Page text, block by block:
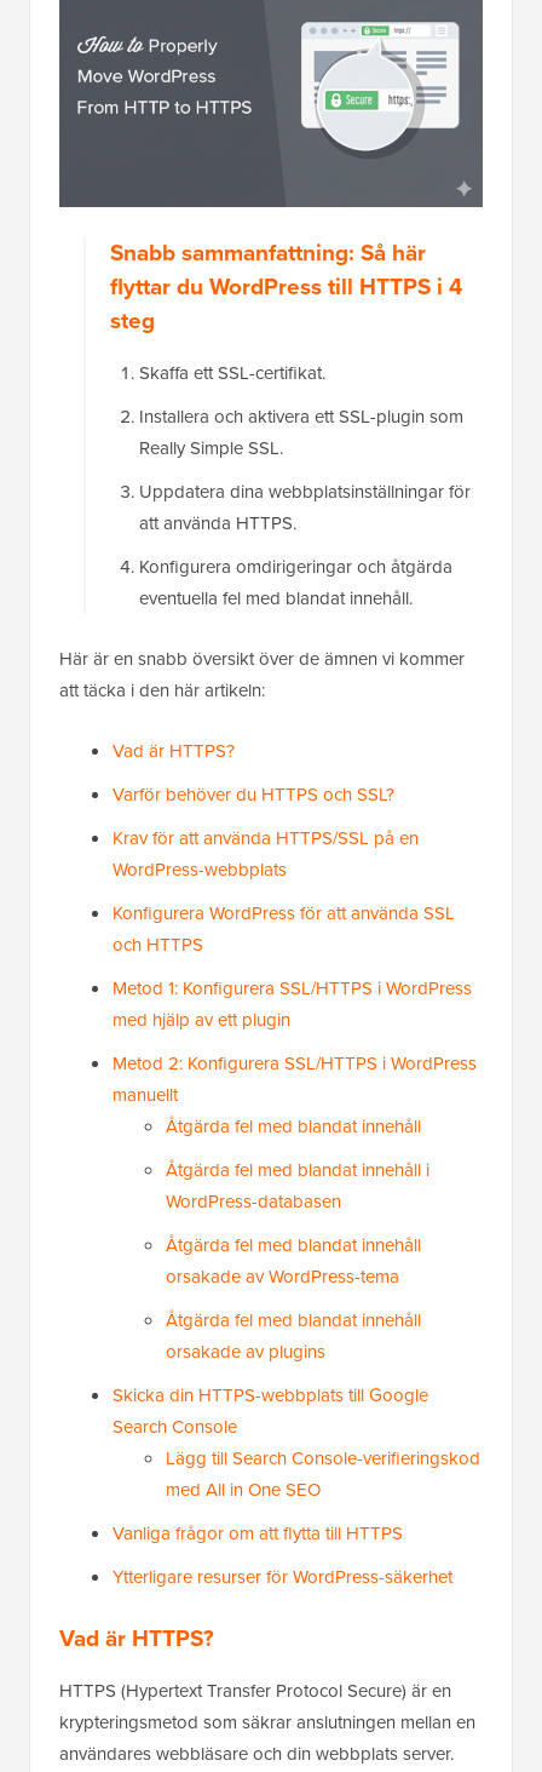
Snabb sammanfattning: Så här
flyttar du WordPress till HTTPS i 4
steg
Skaffa ett SSL-certifikat.
Installera och aktivera ett SSL-plugin som
Really Simple SSL.
Uppdatera dina webbplatsinställningar för
att använda HTTPS.
Konfigurera omdirigeringar och åtgärda
eventuella fel med blandat innehåll.
Här är en snabb översikt över de ämnen vi kommer
att täcka i den här artikeln:
Vad är HTTPS?
Varför behöver du HTTPS och SSL?
Krav för att använda HTTPS/SSL på en
WordPress-webbplats
Konfigurera WordPress för att använda SSL
och HTTPS
Metod 1: Konfigurera SSL/HTTPS i WordPress
med hjälp av ett plugin
Metod 2: Konfigurera SSL/HTTPS i WordPress
manuellt
Åtgärda fel med blandat innehåll
Åtgärda fel med blandat innehåll i
WordPress-databasen
Åtgärda fel med blandat innehåll
orsakade av WordPress-tema
Åtgärda fel med blandat innehåll
orsakade av plugins
Skicka din HTTPS-webbplats till Google
Search Console
Lägg till Search Console-verifieringskod
med All in One SEO
Vanliga frågor om att flytta till HTTPS
Ytterligare resurser för WordPress-säkerhet
Vad är HTTPS?
HTTPS (Hypertext Transfer Protocol Secure) är en
krypteringsmetod som säkrar anslutningen mellan en
användares webbläsare och din webbplats server.